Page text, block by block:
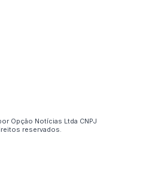
Opção Notícias Ltda CNPJ
reservados.